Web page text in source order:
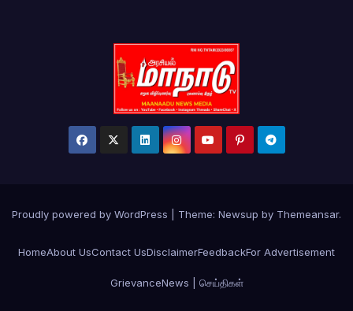
Proudly powered by WordPress Theme: Newsup by Themeansar.
HomeAbout UsContact UsDisclaimerFeedbackFor Advertisement
GrievanceNews | செய்திகள்